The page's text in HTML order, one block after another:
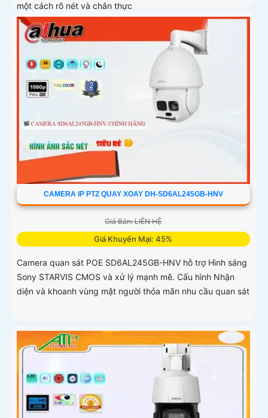
một cách rõ nét và chân thực
CAMERA IP PTZ QUAY XOAY DH-SD6AL245GB-HNV
Giá Bán: LIÊN HỆ
Giá Khuyến Mại: 45%
Camera quan sát POE SD6AL245GB-HNV hỗ trợ Hình sáng
Sony STARVIS CMOS và xử lý mạnh mẽ. Cấu hình Nhận
diện và khoanh vùng mặt người thỏa mãn nhu cầu quan sát